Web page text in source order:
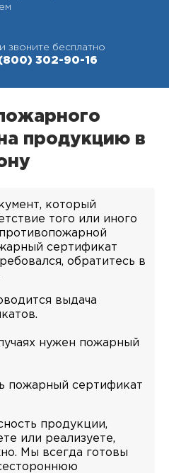
звоните бесплатно
302-90-16
продукцию в
который
того или иного
сертификат
обратитесь в
выдача
нужен пожарный
пожарный сертификат
продукции,
или реализуете,
Мы всегда готовы